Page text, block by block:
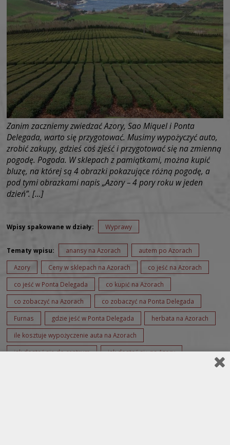
Zanim zaczniemy zwiedzać Azory, Sao Miquel i Ponta
Delegada, warto się przygotować. Musimy wypożyczyć auto,
zrobić zakupy, gdzieś coś zjeść i przygotować się na zmienną
pogodę. Pogoda. W sklepach z pamiątkami, można kupić
bluzę, na której są 4 obrazki pokazujące różną pogodę, a
pod tymi obrazkami napis „Azory – 4 pory roku w jeden
dzień”. […]
Wpisy spakowane w działy: Wyprawy
Tematy wpisu: anansy na Azorach autem po Azorach
Azory Ceny w sklepach na Azorach co jeść na Azorach
co jeść w Ponta Delegada co kupić na Azorach
co zobaczyć na Azorach co zobaczyć na Ponta Delegada
Furnas gdzie jeść w Ponta Delegada herbata na Azorach
ile kosztuje wypożyczenie auta na Azorach
jak dostać sie do centrum jak dostać się na Azory